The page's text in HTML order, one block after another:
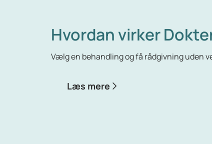
Hvordan virker
Vælg en behandling og få rådgivning uden
Læs mere